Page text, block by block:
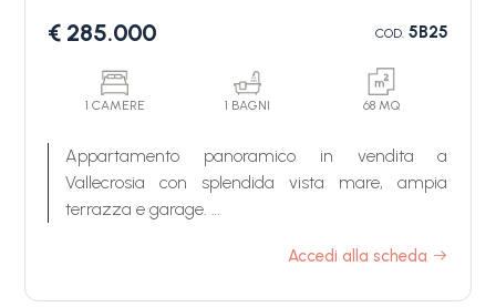
€ 285.000 COD.5B25
1 CAMERE 1 BAGNI 68 MQ
Appartamento panoramico in vendita a
Vallecrosia con splendida vista mare, ampia
terrazza e garage.
collina a Vallecrosia, proprio al confine con
Accedi alla scheda
minime
Qualsiasi